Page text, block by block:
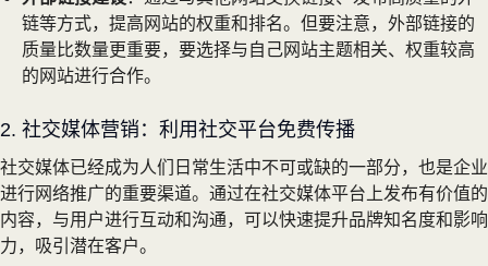
链等方式，提高网站的权重和排名。但要注意，外部链接的
质量比数量更重要，要选择与自己网站主题相关、权重较高
的网站进行合作。
2. 社交媒体营销：利用社交平台免费传播
社交媒体已经成为人们日常生活中不可或缺的一部分，也是企业
进行网络推广的重要渠道。通过在社交媒体平台上发布有价值的
内容，与用户进行互动和沟通，可以快速提升品牌知名度和影响
力，吸引潜在客户。